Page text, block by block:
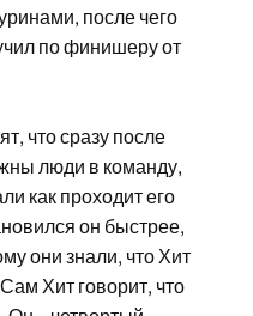
после чего
по финишеру от
что сразу после
люди в команду,
как проходит его
он быстрее,
они знали, что Хит
Хит говорит, что